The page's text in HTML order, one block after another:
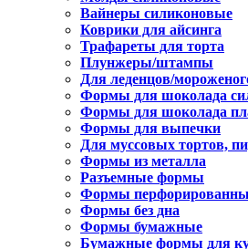
Вайнеры силиконовые
Коврики для айсинга
Трафареты для торта
Плунжеры/штампы
Для леденцов/
Формы для шоколада
Формы для шоколада
Формы для выпечки
Для муссовых тортов,
Формы из металла
Разъемные формы
Формы
Формы без дна
Формы бумажные
Бумажные формы для